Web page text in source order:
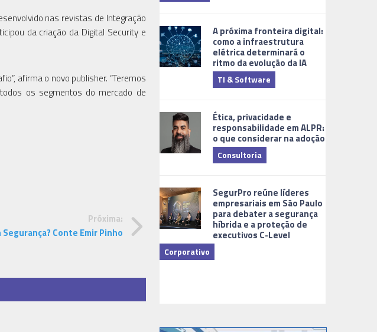
nas revistas de Integração
da criação da Digital Security e
afirma o novo publisher. “Teremos
os segmentos do mercado de
Próxima:
Segurança? Conte Emir Pinho
A próxima fronteira digital:
como a infraestrutura
elétrica determinará o
ritmo da evolução da IA
TI & Software
Ética, privacidade e
responsabilidade em ALPR:
o que considerar na adoção
Consultoria
SegurPro reúne líderes
empresariais em São Paulo
para debater a segurança
híbrida e a proteção de
executivos C-Level
Corporativo